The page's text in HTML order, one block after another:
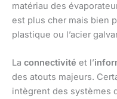
matériau des
est plus cher mais bien
plastique ou l’acier
La connectivité et l’
des atouts majeurs.
intègrent des systèmes